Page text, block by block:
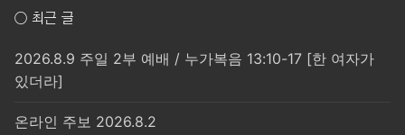
○ 최근 글
2026.8.9 주일 2부 예배 / 누가복음 13:10-17 [한 여자가
있더라]
온라인 주보 2026.8.2